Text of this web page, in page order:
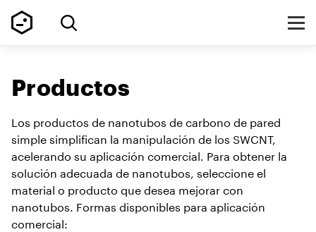
Productos
Los productos de nanotubos de carbono de pared
simple simplifican la manipulación de los SWCNT,
acelerando su aplicación comercial. Para obtener la
solución adecuada de nanotubos, seleccione el
material o producto que desea mejorar con
nanotubos. Formas disponibles para aplicación
comercial: